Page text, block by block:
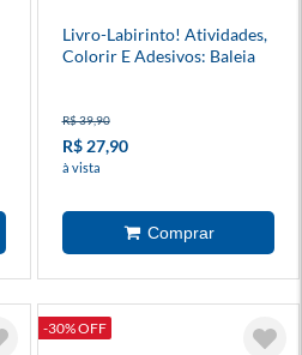
Livro-Labirinto! Atividades,
Colorir E Adesivos: Baleia
R$ 39,90
R$ 27,90
à vista
-30% OFF